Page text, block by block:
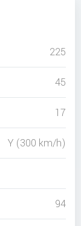
225
45
17
Y (300 km/h)
94